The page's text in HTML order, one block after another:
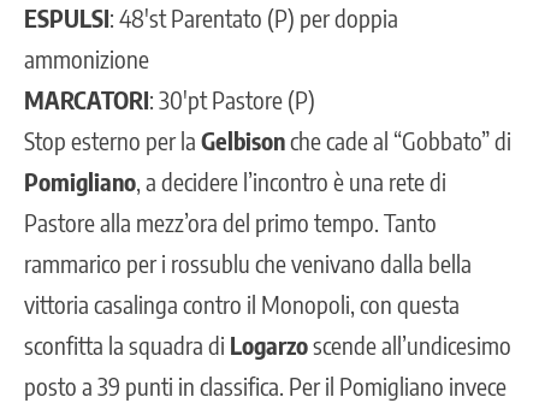
ESPULSI: 48′st Parentato (P) per doppia
ammonizione
MARCATORI: 30′pt Pastore (P)
Stop esterno per la Gelbisonche cade al “Gobbato” di
Pomigliano , a decidere l’incontro è una rete di
Pastore alla mezz’ora del primo tempo. Tanto
rammarico per i rossublu che venivano dalla bella
vittoria casalinga contro il Monopoli, con questa
sconfitta la squadra di Logarzoscende all’undicesimo
posto a 39 punti in classifica. Per il Pomigliano invece